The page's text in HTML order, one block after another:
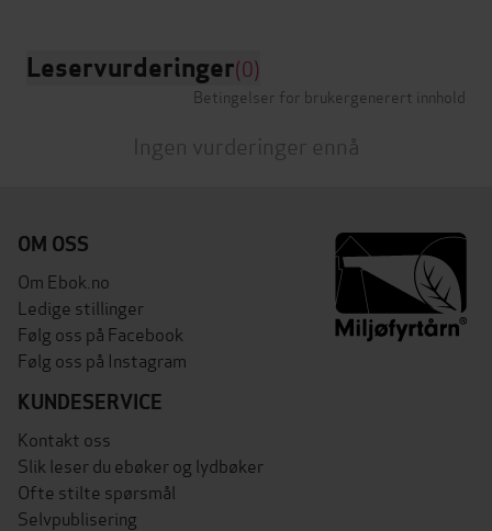
Leservurderinger(0)
Betingelser for brukergenerert innhold
Ingen vurderinger ennå
OM OSS
Om Ebok.no
Ledige stillinger
Følg oss på Facebook
Følg oss på Instagram
KUNDESERVICE
Kontakt oss
Slik leser du ebøker og lydbøker
Ofte stilte spørsmål
Selvpublisering